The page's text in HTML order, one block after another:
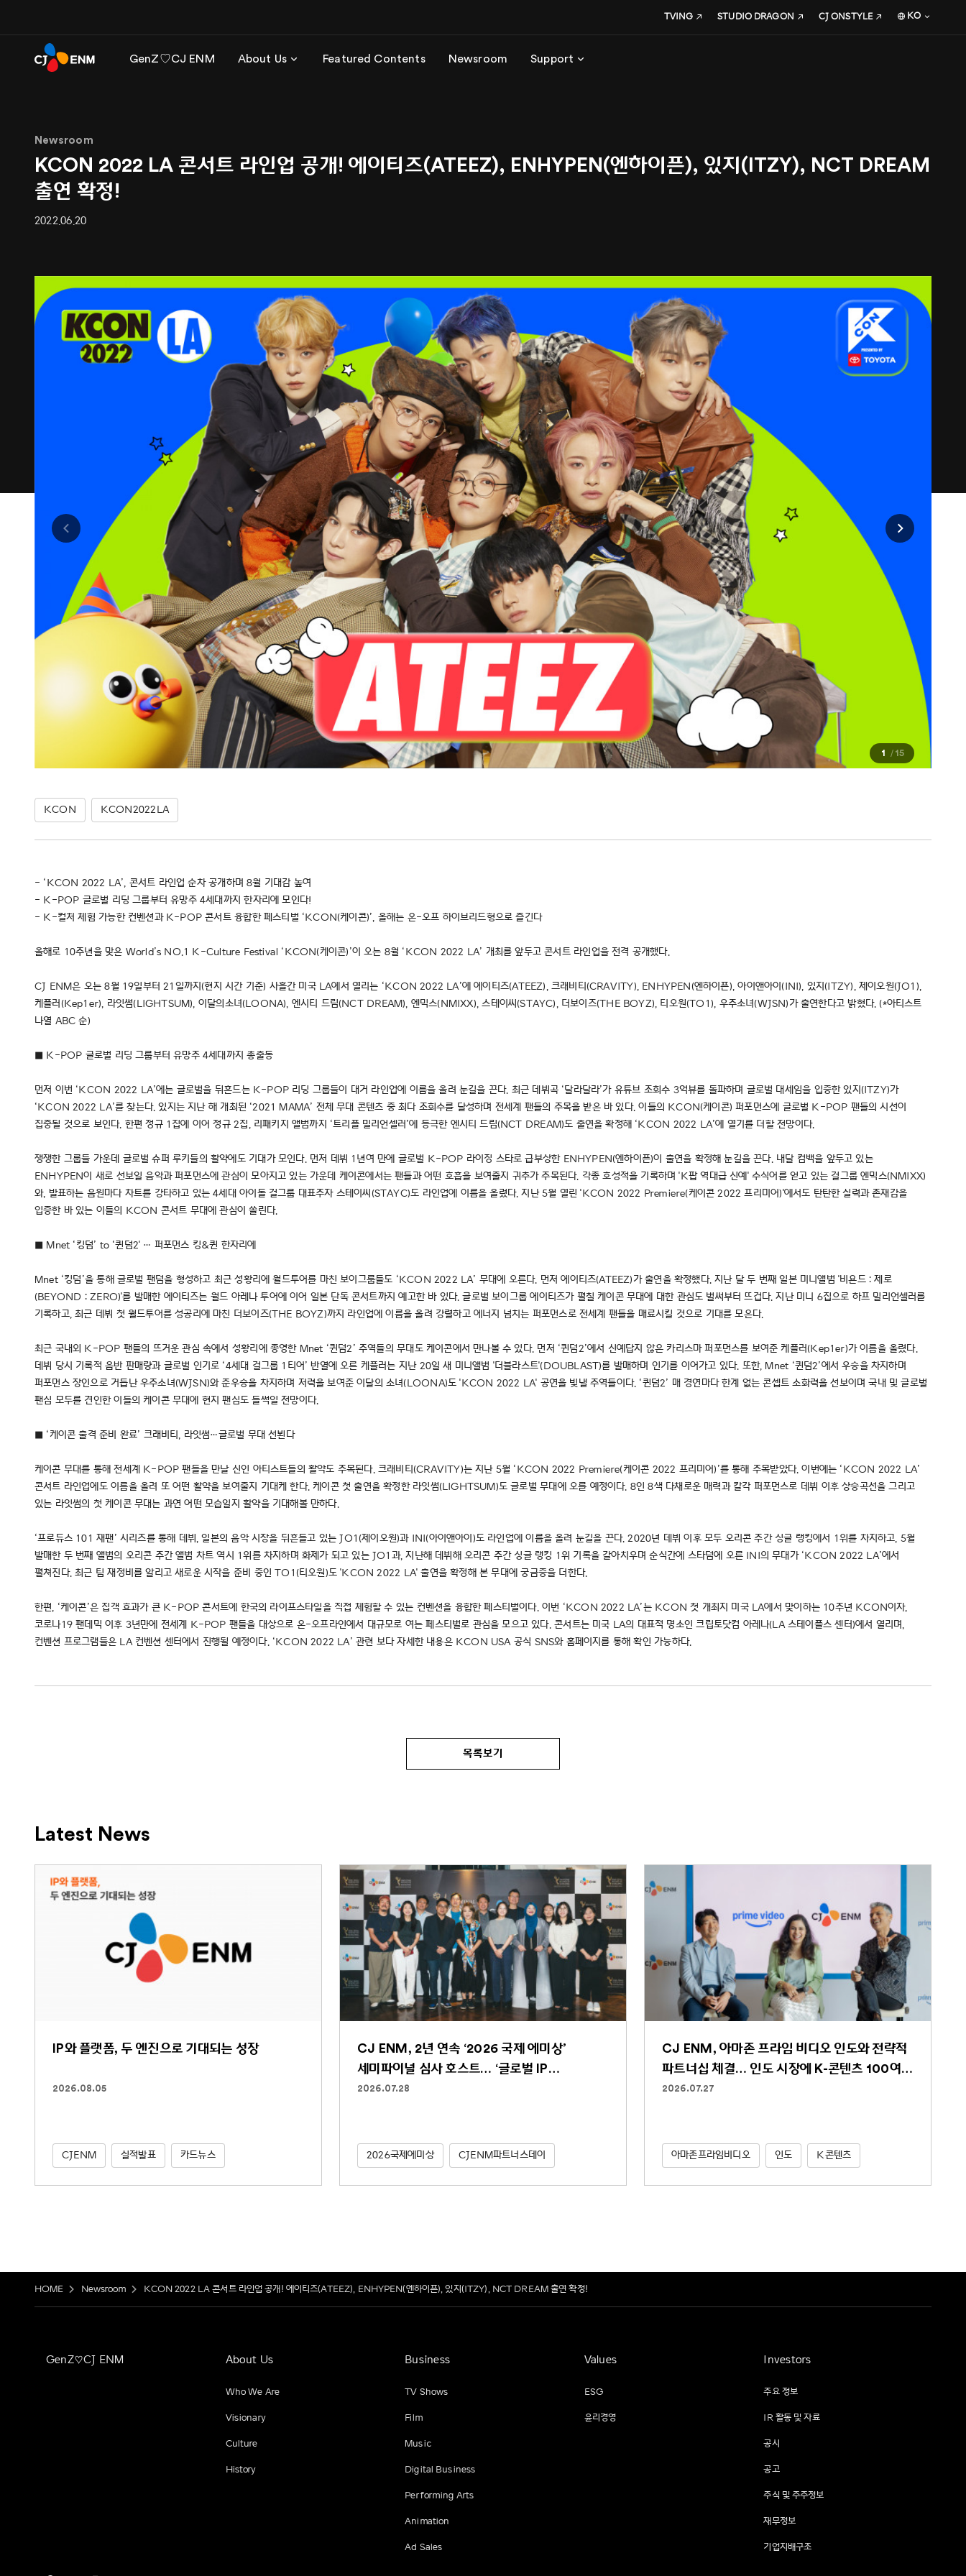
GenZ♡CJ ENM About Us Featured Contents Newsroom Support
TVING STUDIO DRAGON CJ ONSTYLE KO
Newsroom
KCON 2022 LA 콘서트 라인업 공개! 에이티즈(ATEEZ), ENHYPEN(엔하이픈), 있지(ITZY), NCT DREAM
출연 확정!
2022.06.20
1 15
KCON KCON2022LA
- ‘KCON 2022 LA’, 콘서트 라인업 순차 공개하며 8월 기대감 높여
- K-POP 글로벌 리딩 그룹부터 유망주 4세대까지 한자리에 모인다!
- K-컬처 체험 가능한 컨벤션과 K-POP 콘서트 융합한 페스티벌 ‘KCON(케이콘)’, 올해는 온-오프 하이브리드형으로 즐긴다
올해로 10주년을 맞은 World’s NO.1 K-Culture Festival ‘KCON(케이콘)’이 오는 8월 ‘KCON 2022 LA’ 개최를 앞두고 콘서트 라인업을 전격 공개했다.
CJ ENM은 오는 8월 19일부터 21일까지(현지 시간 기준) 사흘간 미국 LA에서 열리는 ‘KCON 2022 LA’에 에이티즈(ATEEZ), 크래비티(CRAVITY), ENHYPEN(엔하이픈), 아이앤아이(INI), 있지(ITZY), 제이오원(JO1),
케플러(Kep1er), 라잇썸(LIGHTSUM), 이달의소녀(LOONA), 엔시티 드림(NCT DREAM), 엔믹스(NMIXX), 스테이씨(STAYC), 더보이즈(THE BOYZ), 티오원(TO1), 우주소녀(WJSN)가 출연한다고 밝혔다. (*아티스트
나열 ABC 순)
■ K-POP 글로벌 리딩 그룹부터 유망주 4세대까지 총출동
먼저 이번 ‘KCON 2022 LA’에는 글로벌을 뒤흔드는 K-POP 리딩 그룹들이 대거 라인업에 이름을 올려 눈길을 끈다. 최근 데뷔곡 ‘달라달라’가 유튜브 조회수 3억뷰를 돌파하며 글로벌 대세임을 입증한 있지(ITZY)가
‘KCON 2022 LA’를 찾는다. 있지는 지난 해 개최된 ‘2021 MAMA’ 전체 무대 콘텐츠 중 최다 조회수를 달성하며 전세계 팬들의 주목을 받은 바 있다. 이들의 KCON(케이콘) 퍼포먼스에 글로벌 K-POP 팬들의 시선이
집중될 것으로 보인다. 한편 정규 1집에 이어 정규 2집, 리패키지 앨범까지 ‘트리플 밀리언셀러’에 등극한 엔시티 드림(NCT DREAM)도 출연을 확정해 ‘KCON 2022 LA’에 열기를 더할 전망이다.
쟁쟁한 그룹들 가운데 글로벌 슈퍼 루키들의 활약에도 기대가 모인다. 먼저 데뷔 1년여 만에 글로벌 K-POP 라이징 스타로 급부상한 ENHYPEN(엔하이픈)이 출연을 확정해 눈길을 끈다. 내달 컴백을 앞두고 있는
ENHYPEN이 새로 선보일 음악과 퍼포먼스에 관심이 모아지고 있는 가운데 케이콘에서는 팬들과 어떤 호흡을 보여줄지 귀추가 주목된다. 각종 호성적을 기록하며 'K팝 역대급 신예' 수식어를 얻고 있는 걸그룹 엔믹스(NMIXX)
와, 발표하는 음원마다 차트를 강타하고 있는 4세대 아이돌 걸그룹 대표주자 스테이씨(STAYC)도 라인업에 이름을 올렸다. 지난 5월 열린 'KCON 2022 Premiere(케이콘 2022 프리미어)'에서도 탄탄한 실력과 존재감을
입증한 바 있는 이들의 KCON 콘서트 무대에 관심이 쏠린다.
■ Mnet ‘킹덤’ to ‘퀸덤2' … 퍼포먼스 킹&퀸 한자리에
Mnet ‘킹덤’을 통해 글로벌 팬덤을 형성하고 최근 성황리에 월드투어를 마친 보이그룹들도 ‘KCON 2022 LA’ 무대에 오른다. 먼저 에이티즈(ATEEZ)가 출연을 확정했다. 지난 달 두 번째 일본 미니앨범 '비욘드 : 제로
(BEYOND : ZERO)'를 발매한 에이티즈는 월드 아레나 투어에 이어 일본 단독 콘서트까지 예고한 바 있다. 글로벌 보이그룹 에이티즈가 펼칠 케이콘 무대에 대한 관심도 벌써부터 뜨겁다. 지난 미니 6집으로 하프 밀리언셀러를
기록하고, 최근 데뷔 첫 월드투어를 성공리에 마친 더보이즈(THE BOYZ)까지 라인업에 이름을 올려 강렬하고 에너지 넘치는 퍼포먼스로 전세계 팬들을 매료시킬 것으로 기대를 모은다.
최근 국내외 K-POP 팬들의 뜨거운 관심 속에서 성황리에 종영한 Mnet ‘퀸덤2’ 주역들의 무대도 케이콘에서 만나볼 수 있다. 먼저 ‘퀸덤2’에서 신예답지 않은 카리스마 퍼포먼스를 보여준 케플러(Kep1er)가 이름을 올렸다.
데뷔 당시 기록적 음반 판매량과 글로벌 인기로 ‘4세대 걸그룹 1티어’ 반열에 오른 케플러는 지난 20일 새 미니앨범 '더블라스트'(DOUBLAST)를 발매하며 인기를 이어가고 있다. 또한, Mnet ‘퀸덤2’에서 우승을 차지하며
퍼포먼스 장인으로 거듭난 우주소녀(WJSN)와 준우승을 차지하며 저력을 보여준 이달의 소녀(LOONA)도 'KCON 2022 LA' 공연을 빛낼 주역들이다. ‘퀸덤2’ 매 경연마다 한계 없는 콘셉트 소화력을 선보이며 국내 및 글로벌
팬심 모두를 견인한 이들의 케이콘 무대에 현지 팬심도 들썩일 전망이다.
■ ‘케이콘 출격 준비 완료’ 크래비티, 라잇썸…글로벌 무대 선뵌다
케이콘 무대를 통해 전세계 K-POP 팬들을 만날 신인 아티스트들의 활약도 주목된다. 크래비티(CRAVITY)는 지난 5월 ‘KCON 2022 Premiere(케이콘 2022 프리미어)’를 통해 주목받았다. 이번에는 ‘KCON 2022 LA’
콘서트 라인업에도 이름을 올려 또 어떤 활약을 보여줄지 기대케 한다. 케이콘 첫 출연을 확정한 라잇썸(LIGHTSUM)도 글로벌 무대에 오를 예정이다. 8인 8색 다채로운 매력과 칼각 퍼포먼스로 데뷔 이후 상승곡선을 그리고
있는 라잇썸의 첫 케이콘 무대는 과연 어떤 모습일지 활약을 기대해볼 만하다.
‘프로듀스 101 재팬’ 시리즈를 통해 데뷔, 일본의 음악 시장을 뒤흔들고 있는 JO1(제이오원)과 INI(아이앤아이)도 라인업에 이름을 올려 눈길을 끈다. 2020년 데뷔 이후 모두 오리콘 주간 싱글 랭킹에서 1위를 차지하고, 5월
발매한 두 번째 앨범의 오리콘 주간 앨범 차트 역시 1위를 차지하며 화제가 되고 있는 JO1과, 지난해 데뷔해 오리콘 주간 싱글 랭킹 1위 기록을 갈아치우며 순식간에 스타덤에 오른 INI의 무대가 ‘KCON 2022 LA’에서
펼쳐진다. 최근 팀 재정비를 알리고 새로운 시작을 준비 중인 TO1(티오원)도 'KCON 2022 LA' 출연을 확정해 본 무대에 궁금증을 더한다.
한편, ‘케이콘’은 집객 효과가 큰 K-POP 콘서트에 한국의 라이프스타일을 직접 체험할 수 있는 컨벤션을 융합한 페스티벌이다. 이번 ‘KCON 2022 LA’는 KCON 첫 개최지 미국 LA에서 맞이하는 10주년 KCON이자,
코로나19 팬데믹 이후 3년만에 전세계 K-POP 팬들을 대상으로 온-오프라인에서 대규모로 여는 페스티벌로 관심을 모으고 있다. 콘서트는 미국 LA의 대표적 명소인 크립토닷컴 아레나(LA 스테이플스 센터)에서 열리며,
컨벤션 프로그램들은 LA 컨벤션 센터에서 진행될 예정이다. ‘KCON 2022 LA’ 관련 보다 자세한 내용은 KCON USA 공식 SNS와 홈페이지를 통해 확인 가능하다.
목록보기
Latest News
IP와 플랫폼, 두 엔진으로 기대되는 성장
2026.08.05
CJENM 실적발표 카드뉴스
CJ ENM, 2년 연속 ‘2026 국제 에미상’
세미파이널 심사 호스트… ‘글로벌 IP
파워하우스’ 역할 굳건
2026.07.28
2026국제에미상 CJENM파트너스데이
CJ ENM, 아마존 프라임 비디오 인도와 전략적
파트너십 체결… 인도 시장에 K-콘텐츠 100여
편 선보인다
2026.07.27
아마존프라임비디오 인도 K콘텐츠
HOME Newsroom KCON 2022 LA 콘서트 라인업 공개! 에이티즈(ATEEZ), ENHYPEN(엔하이픈), 있지(ITZY), NCT DREAM 출연 확정!
GenZ♡CJ ENM About Us
Who We Are
Visionary
Culture
History
Business
TV Shows
Film
Music
Digital Business
Performing Arts
Animation
Ad Sales
Values
ESG
윤리경영
Investors
주요 정보
IR 활동 및 자료
공시
공고
주식 및 주주정보
재무정보
기업지배구조